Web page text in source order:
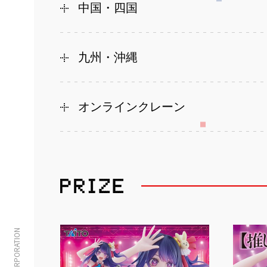
中国・四国
九州・沖縄
オンラインクレーン